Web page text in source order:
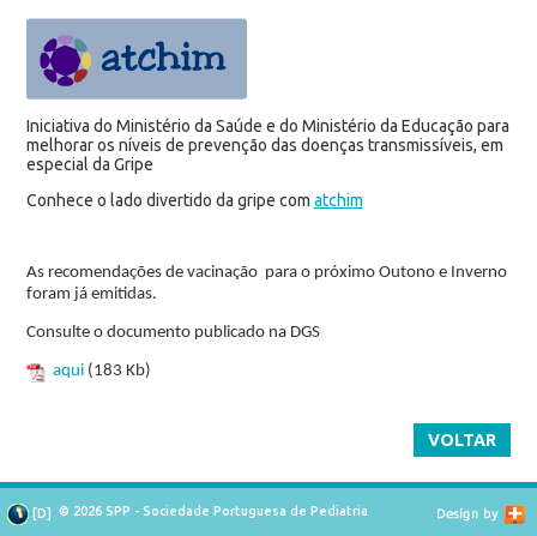
Iniciativa do Ministério da Saúde e do Ministério da Educação para
melhorar os níveis de prevenção das doenças transmissíveis, em
especial da Gripe
Conhece o lado divertido da gripe com atchim
As recomendações de vacinação para o próximo Outono e Inverno
foram já emitidas.
Consulte o documento publicado na DGS
aqui(183 Kb)
VOLTAR
[D] © 2026 SPP - Sociedade Portuguesa de Pediatria